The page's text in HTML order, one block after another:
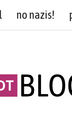
no nazis!